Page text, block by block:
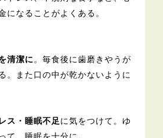
になることがよくある。
清潔に 。毎食後に歯磨きやうが
。また口の中が乾かないように
ス・睡眠不足に気をつけて。ゆ